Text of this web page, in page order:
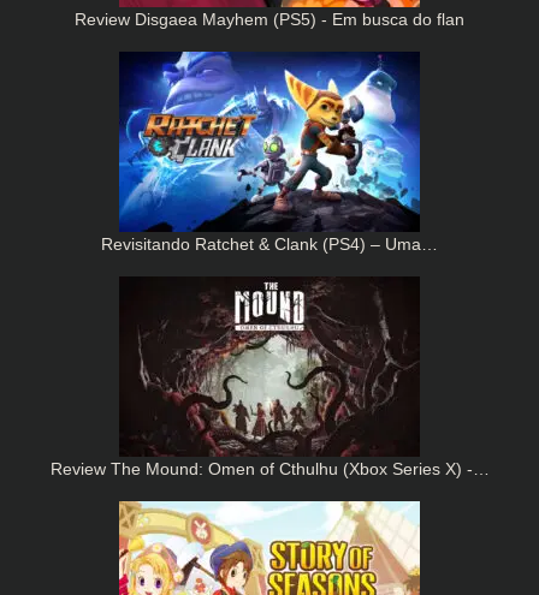
Review Disgaea Mayhem (PS5) - Em busca do flan
Revisitando Ratchet & Clank (PS4) – Uma…
Review The Mound: Omen of Cthulhu (Xbox Series X) -…